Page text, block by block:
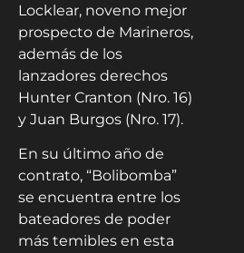
Locklear, noveno mejor
prospecto de Marineros,
además de los
lanzadores derechos
Hunter Cranton (Nro. 16)
y Juan Burgos (Nro. 17).
En su último año de
contrato, “Bolibomba”
se encuentra entre los
bateadores de poder
más temibles en esta